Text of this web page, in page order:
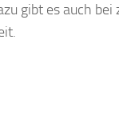
gibt es auch